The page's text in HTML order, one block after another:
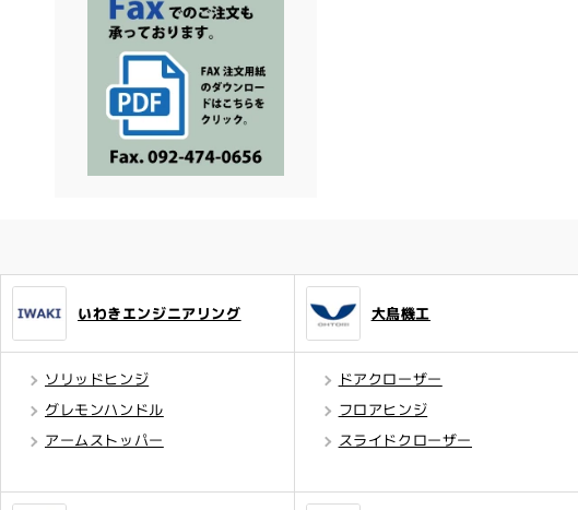
いわきエンジニアリング
ソリッドヒンジ
グレモンハンドル
アームストッパー
大鳥機工
ドアクローザー
フロアヒンジ
スライドクローザー